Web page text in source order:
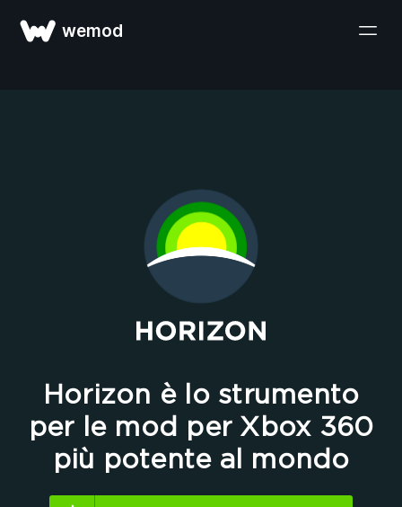
wemod
Horizon è lo strumento
per le mod per Xbox 360
più potente al mondo